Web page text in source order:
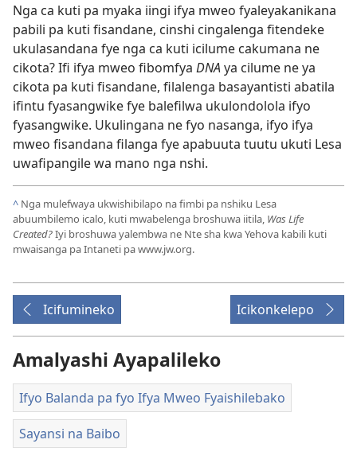
Nga ca kuti pa myaka iingi ifya mweo fyaleyakanikana
pabili pa kuti fisandane, cinshi cingalenga fitendeke
ukulasandana fye nga ca kuti icilume cakumana ne
cikota? Ifi ifya mweo fibomfya DNAya cilume ne ya
cikota pa kuti fisandane, filalenga basayantisti abatila
ifintu fyasangwike fye balefilwa ukulondolola ifyo
fyasangwike. Ukulingana ne fyo nasanga, ifyo ifya
mweo fisandana filanga fye apabuuta tuutu ukuti Lesa
uwafipangile wa mano nga nshi.
^ Nga mulefwaya ukwishibilapo na fimbi pa nshiku Lesa
abuumbilemo icalo, kuti mwabelenga broshuwa iitila, Was Life
Created?Iyi broshuwa yalembwa ne Nte sha kwa Yehova kabili kuti
mwaisanga pa Intaneti pa www.jw.org.
Icifumineko Icikonkelepo
Amalyashi Ayapalileko
Ifyo Balanda pa fyo Ifya Mweo Fyaishilebako
Sayansi na Baibo